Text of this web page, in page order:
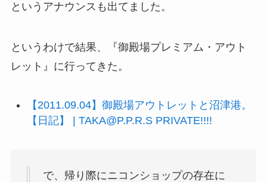
というアナウンスも出てました。
というわけで結果、『御殿場プレミアム・アウト
レット』に行ってきた。
【2011.09.04】御殿場アウトレットと沼津港。
【日記】 | TAKA@P.P.R.S PRIVATE!!!!
で、帰り際にニコンショップの存在に